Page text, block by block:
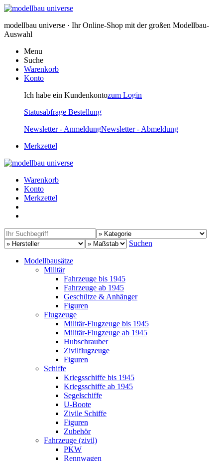
modellbau universe · Ihr Online-Shop mit der großen Modellbau-
Auswahl
Menu
Suche
Warenkorb
Konto
Ich habe ein Kundenkontozum Login
Statusabfrage Bestellung
Newsletter - AnmeldungNewsletter - Abmeldung
Merkzettel
Warenkorb
Konto
Merkzettel
Suchen
Modellbausätze
Militär
Fahrzeuge bis 1945
Fahrzeuge ab 1945
Geschütze & Anhänger
Figuren
Flugzeuge
Militär-Flugzeuge bis 1945
Militär-Flugzeuge ab 1945
Hubschrauber
Zivilflugzeuge
Figuren
Schiffe
Kriegsschiffe bis 1945
Kriegsschiffe ab 1945
Segelschiffe
U-Boote
Zivile Schiffe
Figuren
Zubehör
Fahrzeuge (zivil)
PKW
Rennwagen